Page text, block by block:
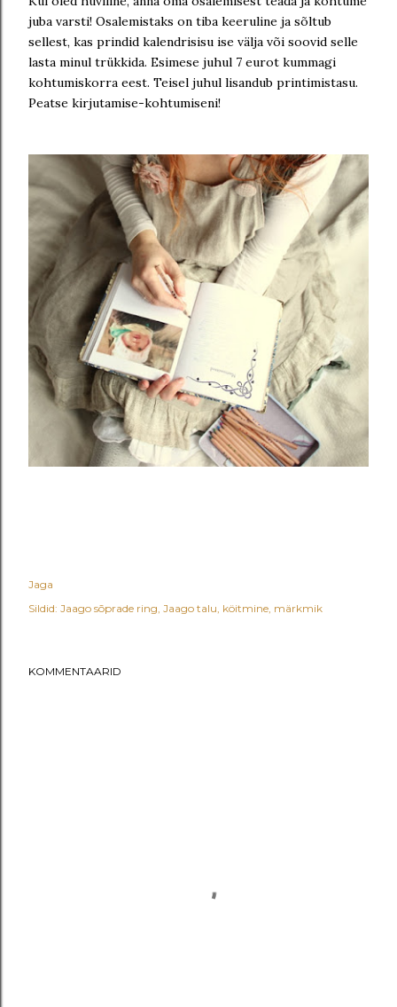
juba varsti! Osalemistaks on tiba keeruline ja sõltub
sellest, kas prindid kalendrisisu ise välja või soovid selle
lasta minul trükkida. Esimese juhul 7 eurot kummagi
kohtumiskorra eest. Teisel juhul lisandub printimistasu.
Peatse kirjutamise-kohtumiseni!
Jaga
Sildid: Jaago sõprade ring Jaago talu köitmine märkmik
KOMMENTAARID